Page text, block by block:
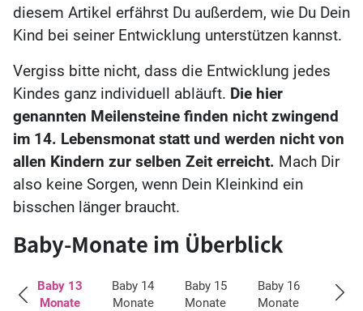
diesem Artikel erfährst Du außerdem, wie Du Dein
Kind bei seiner Entwicklung unterstützen kannst.
Vergiss bitte nicht, dass die Entwicklung jedes
Kindes ganz individuell abläuft. Die hier
genannten Meilensteine finden nicht zwingend
im 14. Lebensmonat statt und werden nicht von
allen Kindern zur selben Zeit erreicht. Mach Dir
also keine Sorgen, wenn Dein Kleinkind ein
bisschen länger braucht.
Baby-Monate im Überblick
Baby 13
Monate
Baby 14
Monate
Baby 15
Monate
Baby 16
Monate
Baby